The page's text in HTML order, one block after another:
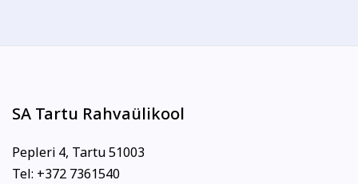
SA Tartu Rahvaülikool
Pepleri 4, Tartu 51003
Tel: +372 7361540